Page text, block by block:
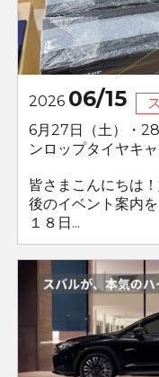
2026 06/15
6月27日（土）・
ンロップタイヤキ
皆さまこんにちは
後のイベント案内
１８日...